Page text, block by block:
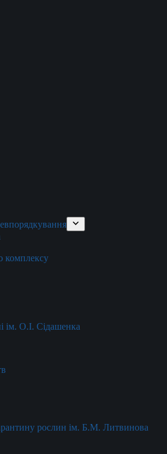
комплексу
ім. О.І. Сідашенка
рослин ім. Б.М. Литвинова